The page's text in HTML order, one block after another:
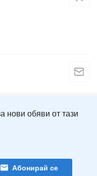
нови обяви от тази
Абонирай се